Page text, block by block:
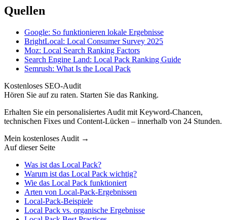
Quellen
Google: So funktionieren lokale Ergebnisse
BrightLocal: Local Consumer Survey 2025
Moz: Local Search Ranking Factors
Search Engine Land: Local Pack Ranking Guide
Semrush: What Is the Local Pack
Kostenloses SEO-Audit
Hören Sie auf zu raten. Starten Sie das Ranking.
Erhalten Sie ein personalisiertes Audit mit Keyword-Chancen,
technischen Fixes und Content-Lücken – innerhalb von 24 Stunden.
Mein kostenloses Audit →
Auf dieser Seite
Was ist das Local Pack?
Warum ist das Local Pack wichtig?
Wie das Local Pack funktioniert
Arten von Local-Pack-Ergebnissen
Local-Pack-Beispiele
Local Pack vs. organische Ergebnisse